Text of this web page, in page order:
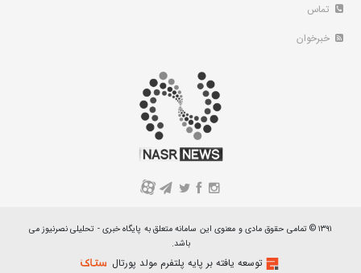
تماس
خبرخوان
A
۱۳۹۱ © تمامی حقوق مادی و معنوی این سامانه متعلق به پایگاه خبری - تحلیلی نصرنیوز می
باشد.
توسعه یافته بر پایه پلتفرم مولد پورتال